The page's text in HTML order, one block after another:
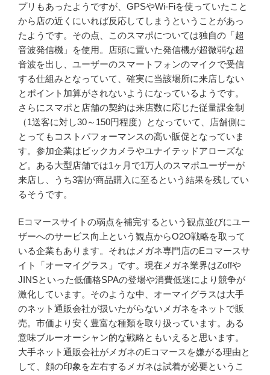
プリもあったようですが、GPSやWi-Fiを使っていたこと
から店の近くにいれば反応してしまうということがあっ
たようです。その点、このスマポについては独自の「超
音波発信機」を使用。店頭に置いた発信機が超微弱な超
音波を出し、ユーザーのスマートフォンのマイクで受信
する仕組みとなっていて、確実に当該場所に来店しない
とポイント加算がされないようになっているようです。
さらにスマポと店舗の契約は来店数に応じた従量課金制
（1送客に対し30～150円程度）となっていて、店舗側に
とってもコストパフォーマンスの高い販促となっていま
す。参加企業はビックカメラやユナイテッドアローズな
ど。ある大型店舗では1ヶ月で1万人のスマポユーザーが
来店し、うち3割が商品購入に至るという結果を残してい
るそうです。
Eコマースサイトの弱点を補完するという観点並びにユー
ザーへのサービス向上という観点からO2O戦略を取って
いる企業もあります。それはメガネ専門店のEコマースサ
イト「オーマイグラス」です。現在メガネ業界はZoffや
JINSといった低価格SPAの登場や消費低迷により競争が
激化しています。そのような中、オーマイグラスは大手
のネット通販会社が扱いたがらないメガネをネットで販
売。市価より安く豊富な種類を取り扱っています。ある
意味ブルーオーシャン的な戦略ともいえると思います。
大手ネット通販会社がメガネのEコマースを嫌がる理由と
して、顔の印象を左右するメガネは試着が必要というこ